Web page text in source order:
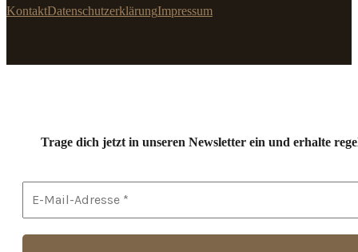
KontaktDatenschutzerklärungImpressum
Trage dich jetzt in unseren Newsletter ein und erhalte